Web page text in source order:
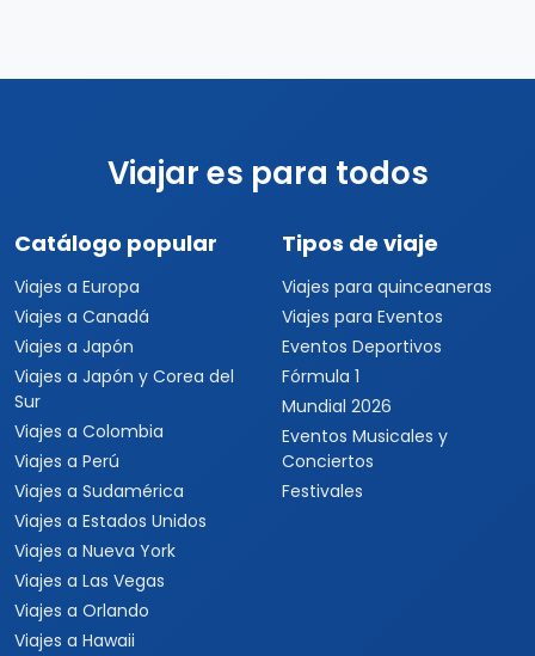
Viajar es para todos
Catálogo popular
Viajes a Europa
Viajes a Canadá
Viajes a Japón
Viajes a Japón y Corea del
Sur
Viajes a Colombia
Viajes a Perú
Viajes a Sudamérica
Viajes a Estados Unidos
Viajes a Nueva York
Viajes a Las Vegas
Viajes a Orlando
Viajes a Hawaii
Tipos de viaje
Viajes para quinceaneras
Viajes para Eventos
Eventos Deportivos
Fórmula 1
Mundial 2026
Eventos Musicales y
Conciertos
Festivales